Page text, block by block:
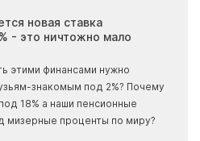
новая ставка
- это ничтожно мало
этими финансами нужно
знакомым под 2%? Почему
18% а наши пенсионные
мизерные проценты по миру?